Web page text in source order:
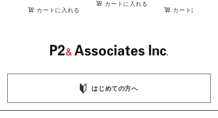
カートに入れる
カートに入れる
カートに入れる
はじめての方へ